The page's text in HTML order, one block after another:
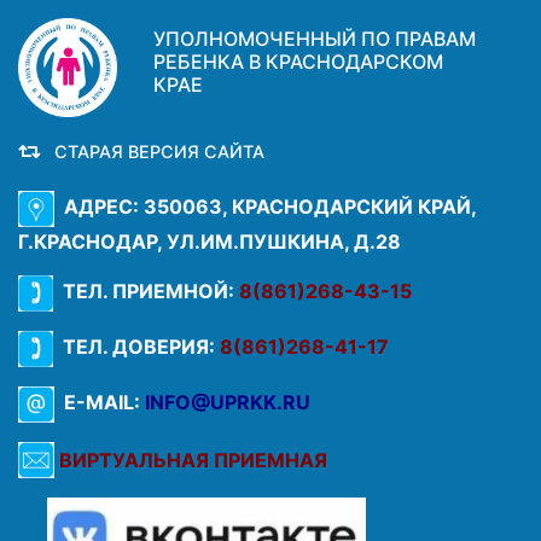
УПОЛНОМОЧЕННЫЙ ПО ПРАВАМ
РЕБЕНКА В КРАСНОДАРСКОМ
КРАЕ
СТАРАЯ ВЕРСИЯ САЙТА
АДРЕС: 350063, КРАСНОДАРСКИЙ КРАЙ,
Г.КРАСНОДАР, УЛ.ИМ.ПУШКИНА, Д.28
ТЕЛ. ПРИЕМНОЙ: 8(861)268-43-15
ТЕЛ. ДОВЕРИЯ: 8(861)268-41-17
E-MAIL: INFO@UPRKK.RU
ВИРТУАЛЬНАЯ ПРИЕМНАЯ